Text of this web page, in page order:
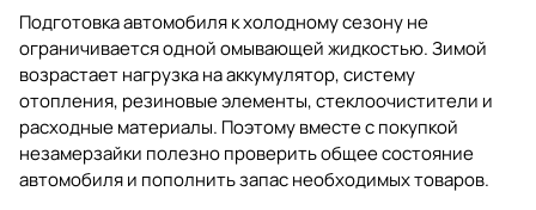
Подготовка автомобиля к холодному сезону не
ограничивается одной омывающей жидкостью. Зимой
возрастает нагрузка на аккумулятор, систему
отопления, резиновые элементы, стеклоочистители и
расходные материалы. Поэтому вместе с покупкой
незамерзайки полезно проверить общее состояние
автомобиля и пополнить запас необходимых товаров.